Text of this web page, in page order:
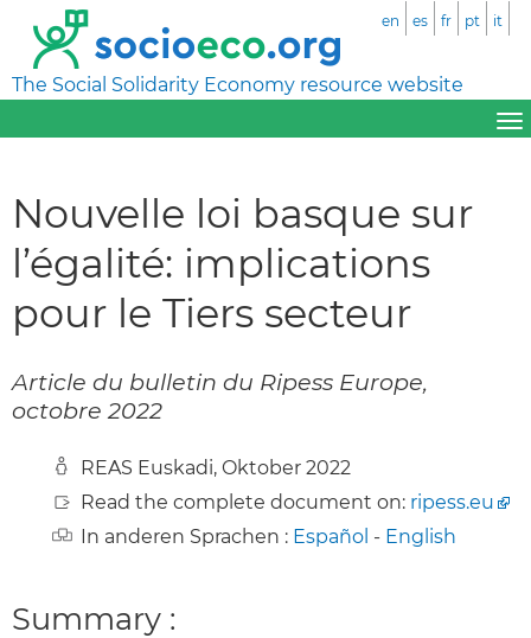
The Social Solidarity Economy resource website
en es fr pt it
Nouvelle loi basque sur
l’égalité: implications
pour le Tiers secteur
Article du bulletin du Ripess Europe,
octobre 2022
REAS Euskadi, Oktober 2022
Read the complete document on: ripess.eu
In anderen Sprachen : Español - English
Summary :